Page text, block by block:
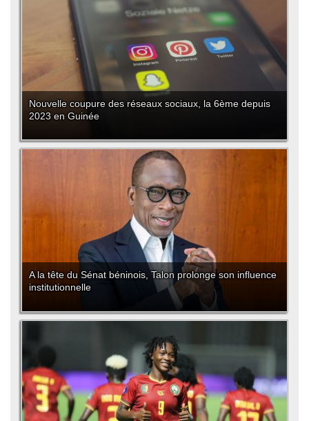
Nouvelle coupure des réseaux sociaux, la 6ème depuis
2023 en Guinée
A la tête du Sénat béninois, Talon prolonge son influence
institutionnelle